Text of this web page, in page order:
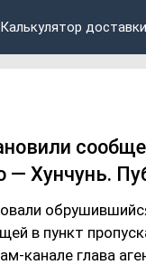
Калькулятор
― Хунчунь.
в пункт
канале глава